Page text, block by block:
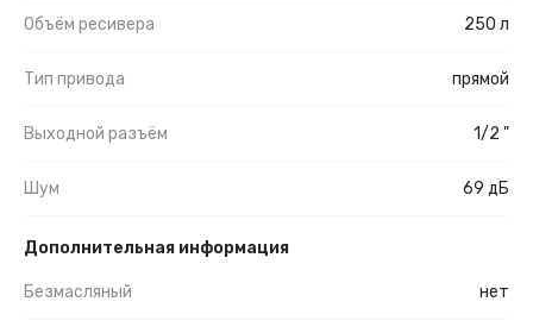
Объём ресивера 250 л
Тип привода прямой
Выходной разъём 1/2 "
Шум 69 дБ
Дополнительная информация
Безмасляный нет